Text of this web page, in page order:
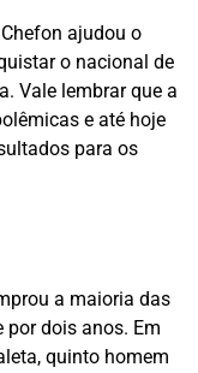
ajudou o
o nacional de
Vale lembrar que a
e até hoje
para os
a maioria das
por dois anos. Em
quinto homem